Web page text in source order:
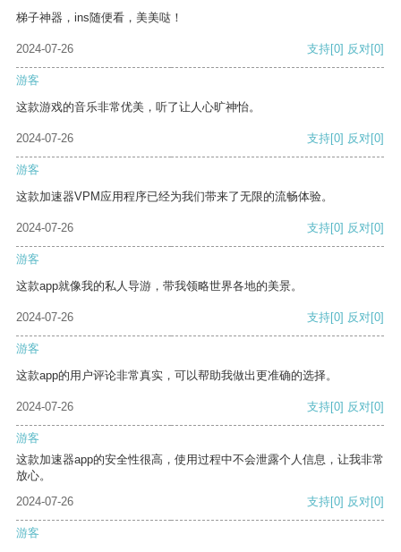
梯子神器，ins随便看，美美哒！
2024-07-26 支持[0] 反对[0]
游客
这款游戏的音乐非常优美，听了让人心旷神怡。
2024-07-26 支持[0] 反对[0]
游客
这款加速器VPM应用程序已经为我们带来了无限的流畅体验。
2024-07-26 支持[0] 反对[0]
游客
这款app就像我的私人导游，带我领略世界各地的美景。
2024-07-26 支持[0] 反对[0]
游客
这款app的用户评论非常真实，可以帮助我做出更准确的选择。
2024-07-26 支持[0] 反对[0]
游客
这款加速器app的安全性很高，使用过程中不会泄露个人信息，让我非常
放心。
2024-07-26
支持[0] 反对[0]
游客